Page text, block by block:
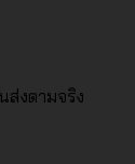
ส่งตามจริง